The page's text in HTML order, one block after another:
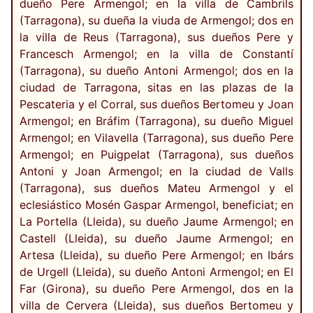
dueño Pere Armengol; en la villa de Cambrils
(Tarragona), su dueña la viuda de Armengol; dos en
la villa de Reus (Tarragona), sus dueños Pere y
Francesch Armengol; en la villa de Constantí
(Tarragona), su dueño Antoni Armengol; dos en la
ciudad de Tarragona, sitas en las plazas de la
Pescateria y el Corral, sus dueños Bertomeu y Joan
Armengol; en Bráfim (Tarragona), su dueño Miguel
Armengol; en Vilavella (Tarragona), sus dueño Pere
Armengol; en Puigpelat (Tarragona), sus dueños
Antoni y Joan Armengol; en la ciudad de Valls
(Tarragona), sus dueños Mateu Armengol y el
eclesiástico Mosén Gaspar Armengol, beneficiat; en
La Portella (Lleida), su dueño Jaume Armengol; en
Castell (Lleida), su dueño Jaume Armengol; en
Artesa (Lleida), su dueño Pere Armengol; en Ibárs
de Urgell (Lleida), su dueño Antoni Armengol; en El
Far (Girona), su dueño Pere Armengol, dos en la
villa de Cervera (Lleida), sus dueños Bertomeu y